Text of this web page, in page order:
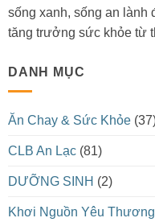
sống xanh, sống an lành
tăng trưởng sức khỏe từ
DANH MỤC
Ăn Chay & Sức Khỏe
CLB An Lạc (81)
DƯỠNG SINH (2)
Khơi Nguồn Yêu Thương